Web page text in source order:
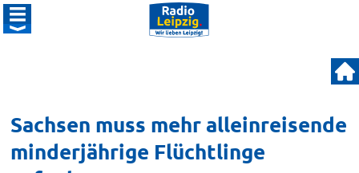
Sachsen muss mehr alleinreisende
minderjährige Flüchtlinge